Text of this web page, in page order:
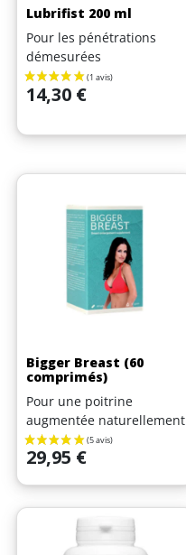
Lubrifist 200 ml
Pour les pénétrations
démesurées
Prix
14,30 €
Bigger Breast (60
comprimés)
Pour une poitrine
augmentée naturellement
Prix
29,95 €